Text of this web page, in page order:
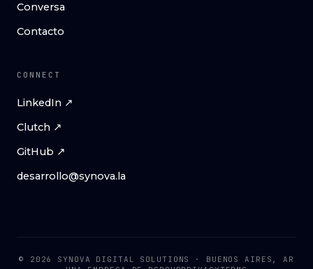
Conversa
Contacto
CONNECT
LinkedIn ↗
Clutch ↗
GitHub ↗
desarrollo@synova.la
© 2026 SYNOVA DIGITAL SOLUTIONS · BUENOS AIRES, AR